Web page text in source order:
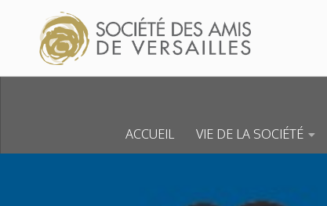
Skip to content
ACCUEIL VIE DE LA SOCIÉTÉ